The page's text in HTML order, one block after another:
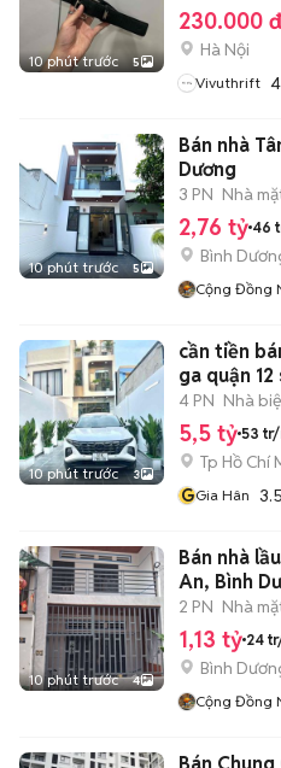
10 phút trước 5
230.000 đ
Hà Nội
Vivuthrift
10 phút trước 5
Bán nhà
Dương
3 PN Nhà
2,76 tỷ 46
Bình
Cộng Đồng
10 phút trước 3
cần tiền
ga quận
4 PN Nhà
5,5 tỷ 53 tr/
Tp Hồ Chí
GGia Hân 3.5
10 phút trước 4
Bán nhà
An, Bình
2 PN Nhà
1,13 tỷ 24
Bình
Cộng Đồng